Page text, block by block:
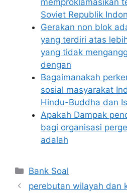
Soviet Republik
Gerakan non blok
yang terdiri atas
yang tidak
dengan
Bagaimanakah
sosial masyarakat
Hindu-Buddha dan
Apakah Dampak
bagi organisasi
adalah
Categories
Bank Soal
perebutan wilayah dan